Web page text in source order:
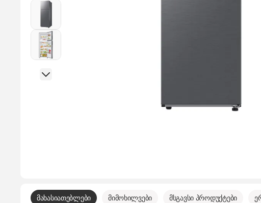
მახასიათებლები მიმოხილვები მსგავსი პროდუქტები